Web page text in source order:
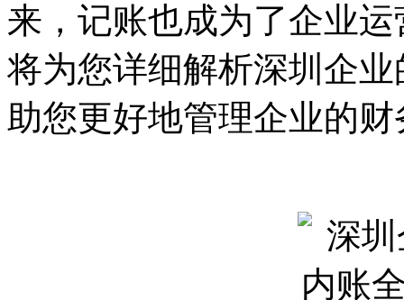
来，记账也成为了企业
将为您详细解析深圳企
助您更好地管理企业的财